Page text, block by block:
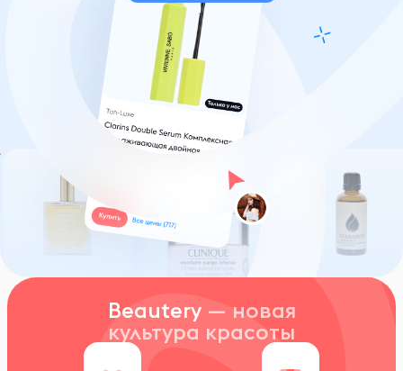
Beautery — новая
культура красоты